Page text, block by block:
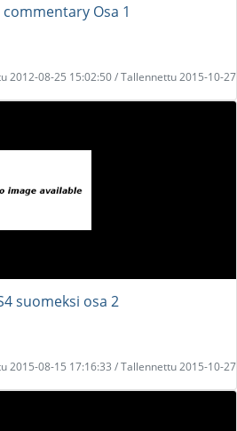
commentary Osa 1
2012-08-25 15:02:50 / Tallennettu 2015-10-27
suomeksi osa 2
2015-08-15 17:16:33 / Tallennettu 2015-10-27